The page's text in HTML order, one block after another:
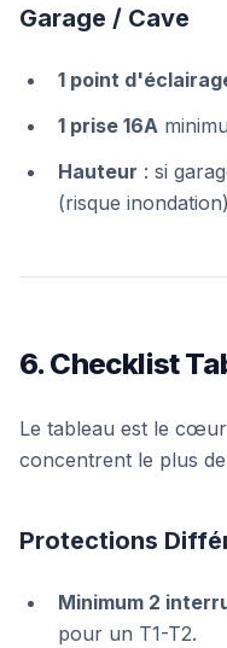
Garage / Cave
1 point
1 prise 16A
Hauteur : si
(risque
6. Checklist
Le tableau est le
concentrent le plus
Protections
Minimum 2
pour un T1-T2.